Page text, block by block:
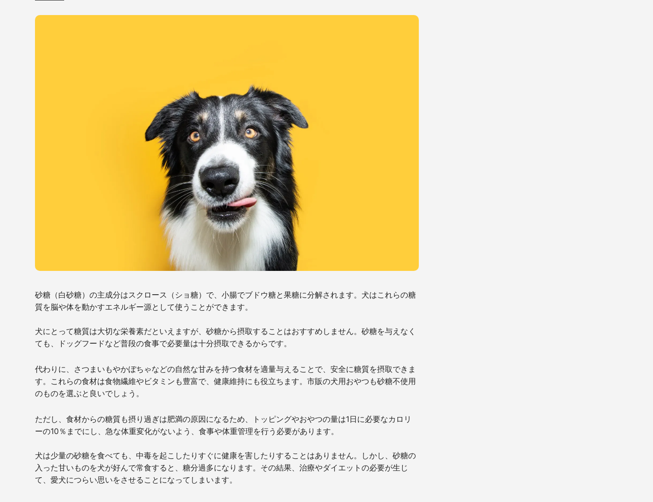
砂糖（白砂糖）の主成分はスクロース（ショ糖）で、小腸でブドウ糖と果糖に分解されます。犬はこれらの糖
質を脳や体を動かすエネルギー源として使うことができます。
犬にとって糖質は大切な栄養素だといえますが、砂糖から摂取することはおすすめしません。砂糖を与えなく
ても、ドッグフードなど普段の食事で必要量は十分摂取できるからです。
代わりに、さつまいもやかぼちゃなどの自然な甘みを持つ食材を適量与えることで、安全に糖質を摂取できま
す。これらの食材は食物繊維やビタミンも豊富で、健康維持にも役立ちます。市販の犬用おやつも砂糖不使用
のものを選ぶと良いでしょう。
ただし、食材からの糖質も摂り過ぎは肥満の原因になるため、トッピングやおやつの量は1日に必要なカロリ
ーの10％までにし、急な体重変化がないよう、食事や体重管理を行う必要があります。
犬は少量の砂糖を食べても、中毒を起こしたりすぐに健康を害したりすることはありません。しかし、砂糖の
入った甘いものを犬が好んで常食すると、糖分過多になります。その結果、治療やダイエットの必要が生じ
て、愛犬につらい思いをさせることになってしまいます。